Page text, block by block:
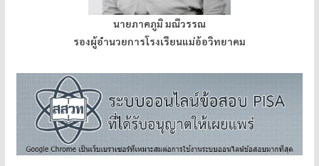
นายภาคภูมิ มณีวรรณ
รองผู้อำนวยการโรงเรียนแม่อ้อวิทยาคม